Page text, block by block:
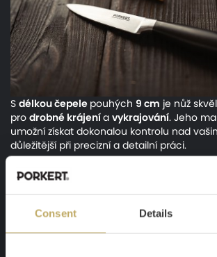
Consent Details
S délkoučepele pouhých 9 cm je nůž
pro drobné krájenía vykrajování. Jeho
umožní získat dokonalou kontrolu nad
důležitější při precizní a detailní práci.
vykrajovacího nože zahrnuje
ale také snadnou manipulaci a skladování.
ruce, když ho budete potřebovat. díky
provedení, můžete nůž snadno nosit s
napikniknebodo kempu